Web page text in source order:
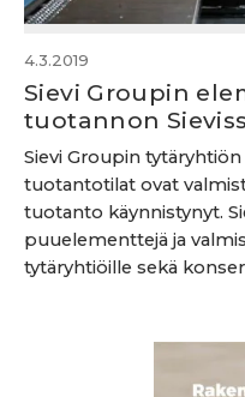
4.3.2019
Sievi Groupin
tuotannon
Sievi Groupin
tuotantotilat ovat
tuotanto käynnistynyt.
puuelementtejä ja
tytäryhtiöille sekä